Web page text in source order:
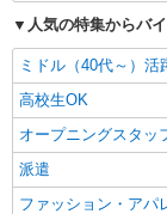
人気の特集からバ
ミドル（40代～）活
高校生OK
オープニングスタッ
派遣
ファッション・アパ